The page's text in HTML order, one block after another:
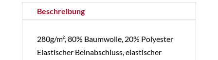
Beschreibung
280g/m², 80% Baumwolle, 20% Polyester
Elastischer Beinabschluss, elastischer